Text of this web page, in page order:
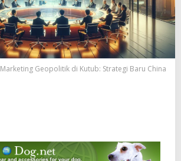
Marketing Geopolitik di Kutub: Strategi Baru China